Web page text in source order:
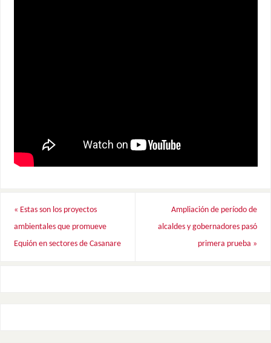
« Estas son los proyectos
ambientales que promueve
Equión en sectores de Casanare
Ampliación de período de
alcaldes y gobernadores pasó
primera prueba »